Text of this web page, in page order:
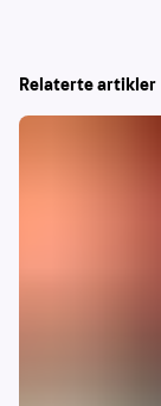
Relaterte artikler